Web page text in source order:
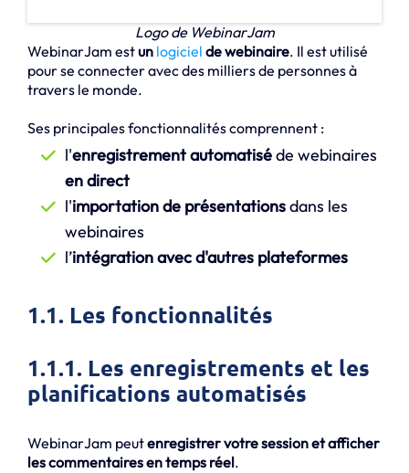
Logo de WebinarJam
WebinarJam estun logiciel de webinaire. Il est utilisé
pour se connecter avec des milliers de personnes à
travers le monde.
Ses principales fonctionnalités comprennent :
l'enregistrement automatiséde webinaires
en direct
l'importation de présentationsdans les
webinaires
l’intégration avec d'autres plateformes
1.1. Les fonctionnalités
1.1.1. Les enregistrements et les
planifications automatisés
WebinarJam peutenregistrer votre session et afficher
les commentaires en temps réel.